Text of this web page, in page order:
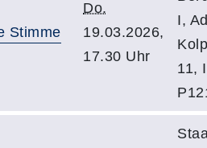
Stimme
Do.
19.03.2026,
17.30 Uhr
I,
11,